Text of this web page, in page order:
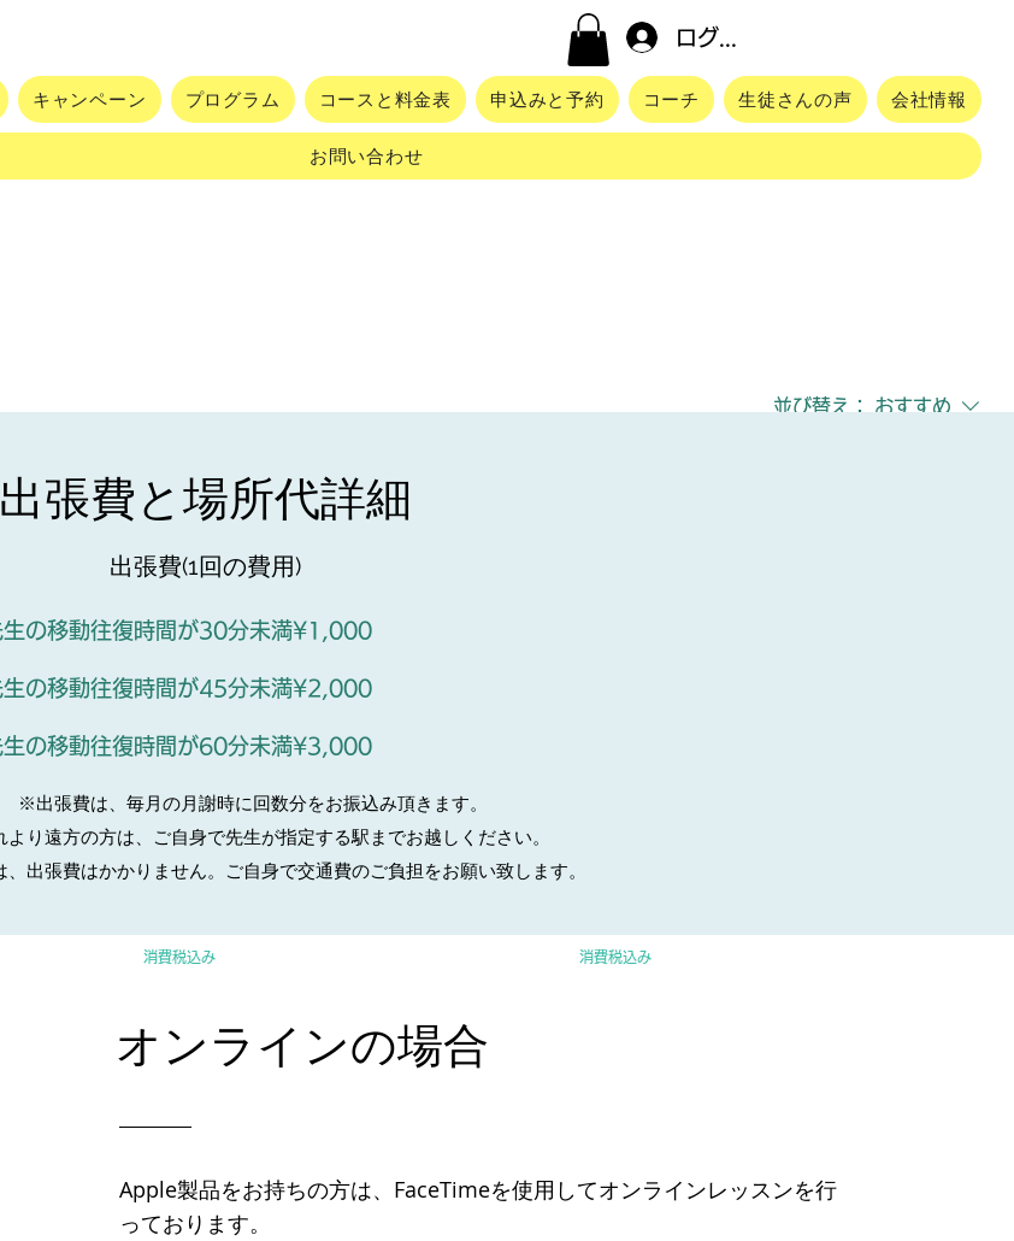
ログイン
キャンペーン プログラム コースと料金表 申込みと予約 コーチ 生徒さんの声 会社情報
お問い合わせ
並び替え： おすすめ
スポットコース
消費税込み 消費税込み
出張費と場所代詳細
出張費(1回の費用)
生の移動往復時間が30分未満¥1,000
生の移動往復時間が45分未満¥2,000
生の移動往復時間が60分未満¥3,000
※出張費は、毎月の月謝時に回数分をお振込み頂きます。
り遠方の方は、ご自身で先生が指定する駅までお越しください。
、出張費はかかりません。ご自身で交通費のご負担をお願い致します。
​オンラインの場合
Apple製品をお持ちの方は、FaceTimeを使用してオンラインレッスンを行
っております。